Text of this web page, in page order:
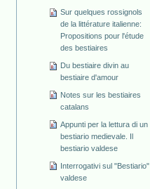
Sur quelques rossignols
de la littérature italienne:
Propositions pour l'étude
des bestiaires
Du bestiaire divin au
bestiaire d'amour
Notes sur les bestiaires
catalans
Appunti per la lettura di un
bestiario medievale. Il
bestiario valdese
Interrogativi sul "Bestiario"
valdese